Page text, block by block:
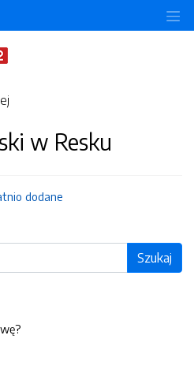
w Resku
dodane
Szukaj